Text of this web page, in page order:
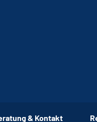
& Kontakt